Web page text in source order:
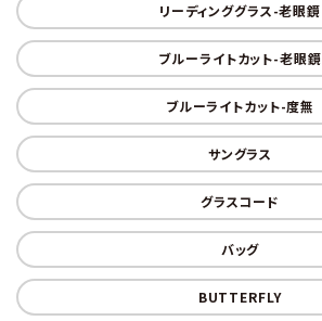
形から選ぶ
色から選ぶ
価格帯から選ぶ
SALE
コンテンツ
INFORMATION
リーディンググラス-老眼鏡
ブルーライトカット-老眼鏡
ブルーライトカット-度無
サングラス
グラスコード
バッグ
BUTTERFLY